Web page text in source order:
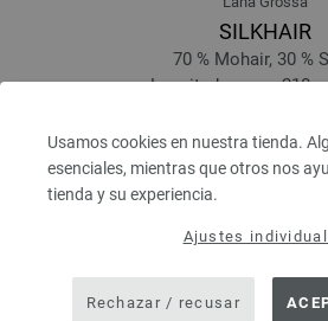
Usamos cookies en nuestra tienda.
esenciales, mientras que otros nos
tienda y su experiencia.
Ajustes
Rechazar / recusar
SILKHAIR
70 % Mohair, 30 %
Longitud: aprox. 210
8,36 €
9,76 $
IVA no incluido, más gastos de envío,